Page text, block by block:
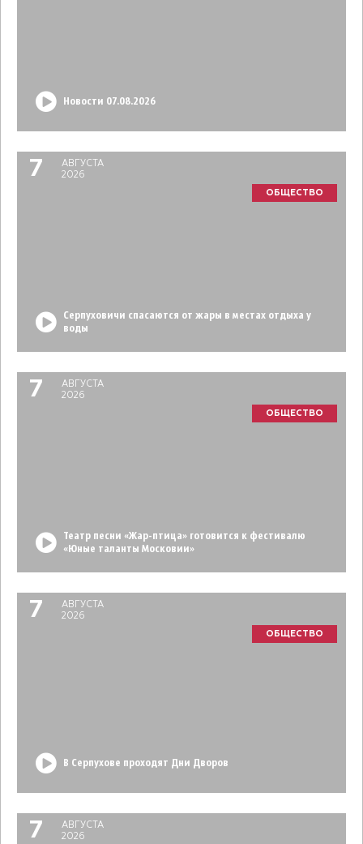
Новости 07.08.2026
7
АВГУСТА
2026
ОБЩЕСТВО
Серпуховичи спасаются от жары в местах отдыха у
воды
7
АВГУСТА
2026
ОБЩЕСТВО
Театр песни «Жар-птица» готовится к фестивалю
«Юные таланты Московии»
7
АВГУСТА
2026
ОБЩЕСТВО
В Серпухове проходят Дни Дворов
7
АВГУСТА
2026